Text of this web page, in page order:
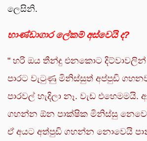
ලෙසිනි.
භාණ්ඩාගාර ලේකම් අස්වෙයි ද?
" හරි ඔය තීන්දු එනකොට
පාරට වැටුණු මිනිස්සුත් අප්පුඩි
පාරවල් හැදිලා නෑ. වැඩ
ගහන්න ඕන පාක්ෂික මිනිස්සු
ඒ අයට අත්පුඩි ගහන්න නොවෙයි